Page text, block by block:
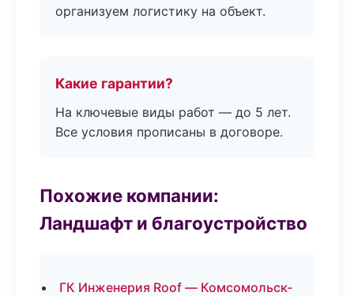
организуем логистику на объект.
Какие гарантии?
На ключевые виды работ — до 5 лет.
Все условия прописаны в договоре.
Похожие компании:
Ландшафт и благоустройство
ГК Инженерия Roof — Комсомольск-